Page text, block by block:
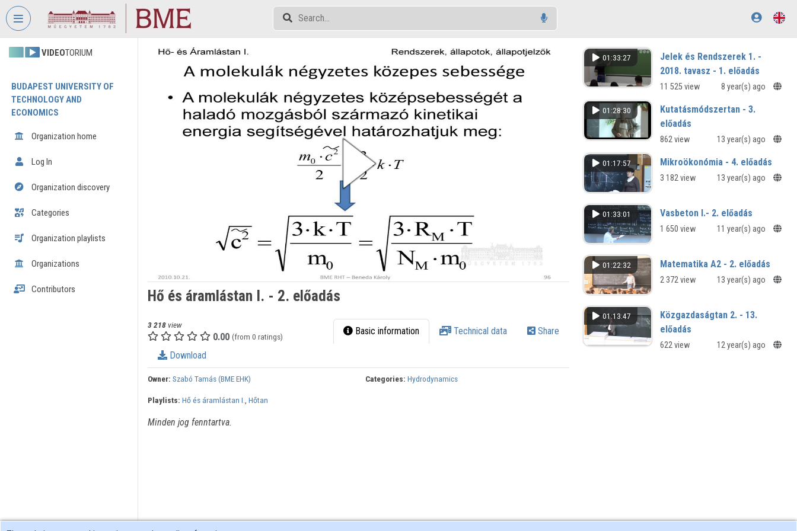
Skip header Skip menu
VIDEOTORIUM
BUDAPEST UNIVERSITY OF
TECHNOLOGY AND
ECONOMICS
Organization home
Log In
Organization discovery
Categories
Organization playlists
Organizations
Contributors Hő és áramlástan I. - 2. előadás
3 218view
0.00 (from 0 ratings) Basic information Technical data Share
Download
Owner: Szabó Tamás (BME EHK) Categories: Hydrodynamics
Playlists: Hő és áramlástan I., Hőtan
Minden jog fenntartva.
01:33:27
Jelek és Rendszerek 1. -
2018. tavasz - 1. előadás
11 525 view 8 year(s) ago
01:28:30
Kutatásmódszertan - 3.
előadás
862 view 13 year(s) ago
01:17:57 Mikroökonómia - 4. előadás
3 182 view 13 year(s) ago
01:33:01 Vasbeton I.- 2. előadás
1 650 view 11 year(s) ago
01:22:32 Matematika A2 - 2. előadás
2 372 view 13 year(s) ago
01:13:47
Közgazdaságtan 2. - 13.
előadás
622 view 12 year(s) ago